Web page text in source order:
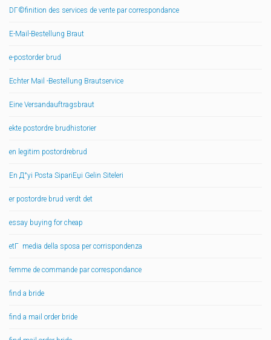
DГ©finition des services de vente par correspondance
E-Mail-Bestellung Braut
e-postorder brud
Echter Mail -Bestellung Brautservice
Eine Versandauftragsbraut
ekte postordre brudhistorier
en legitim postordrebrud
En Д°yi Posta SipariЕџi Gelin Siteleri
er postordre brud verdt det
essay buying for cheap
etГ media della sposa per corrispondenza
femme de commande par correspondance
find a bride
find a mail order bride